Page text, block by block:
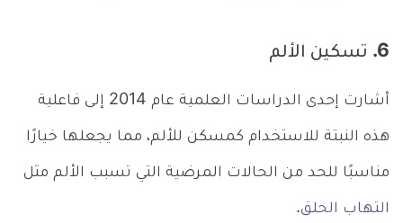
6. تسكين الألم
أشارت إحدى الدراسات العلمية عام 2014 إلى فاعلية
هذه النبتة للاستخدام كمسكن للألم، مما يجعلها خيارًا
مناسبًا للحد من الحالات المرضية التي تسبب الألم مثل
التهاب الحلق.